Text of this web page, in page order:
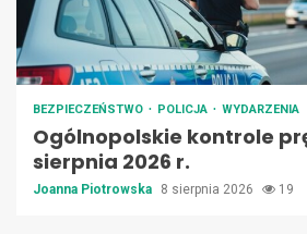
BEZPIECZEŃSTWO POLICJA WYDARZENIA
Ogólnopolskie kontrole
sierpnia 2026 r.
Joanna Piotrowska 8 sierpnia 2026 19